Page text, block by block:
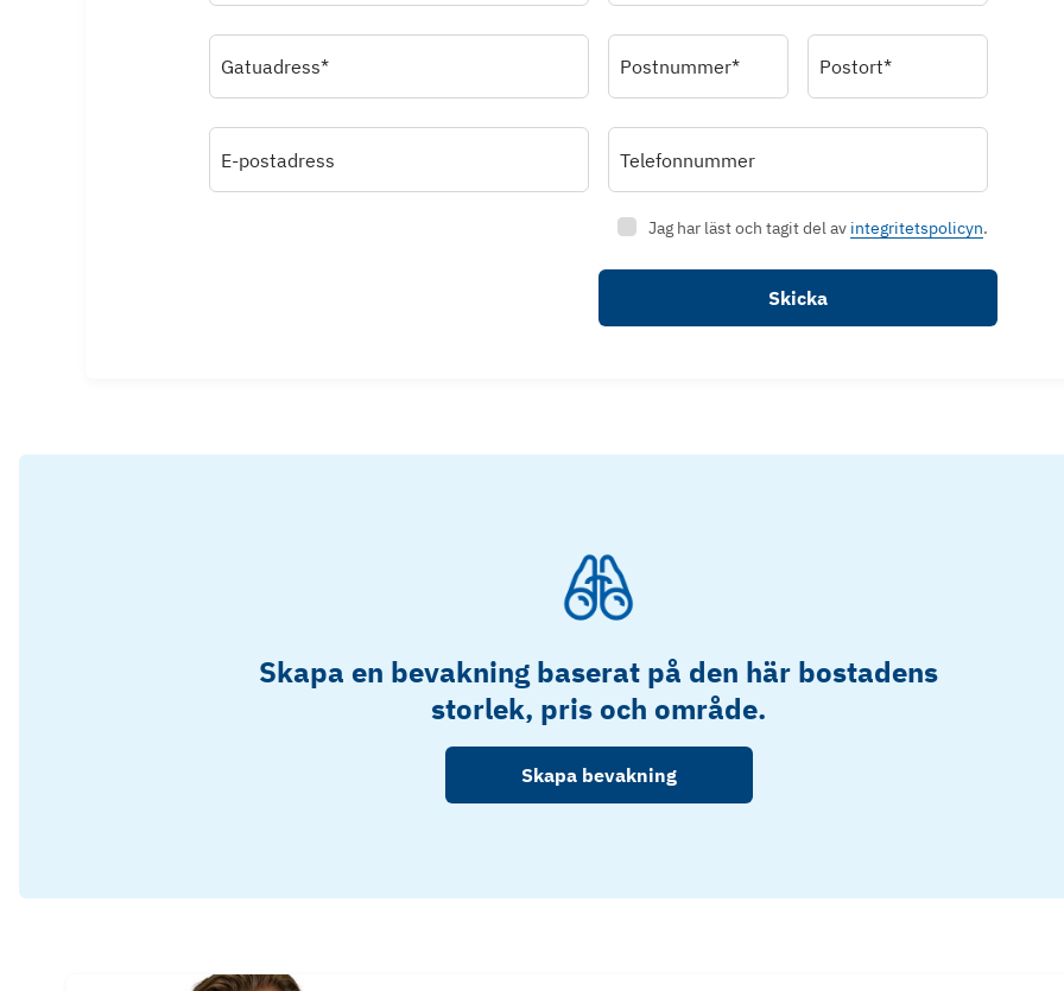
Gatuadress* Postnummer* Postort*
E-postadress Telefonnummer
Jag har läst och tagit del av integritetspolicyn.
Skicka
Skapa en bevakning baserat på den här bostadens
storlek, pris och område.
Skapa bevakning